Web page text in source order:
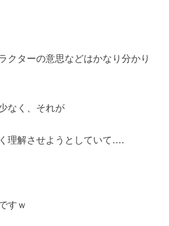
クターの意思などはかなり分かり
なく、それが
理解させようとしていて….
すｗ